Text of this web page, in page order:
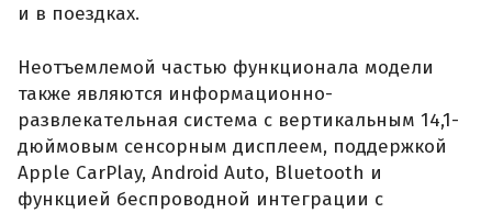
и в поездках.
Неотъемлемой частью функционала модели
также являются информационно-
развлекательная система с вертикальным 14,1-
дюймовым сенсорным дисплеем, поддержкой
Apple CarPlay, Android Auto, Bluetooth и
функцией беспроводной интеграции с